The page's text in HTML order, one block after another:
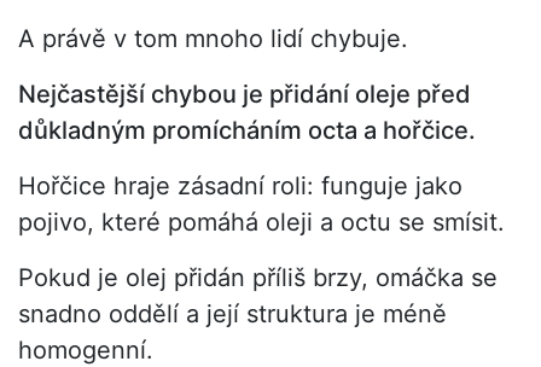
A právě v tom mnoho lidí chybuje.
Nejčastější chybou je přidání oleje před
důkladným promícháním octa a hořčice.
Hořčice hraje zásadní roli: funguje jako
pojivo, které pomáhá oleji a octu se smísit.
Pokud je olej přidán příliš brzy, omáčka se
snadno oddělí a její struktura je méně
homogenní.